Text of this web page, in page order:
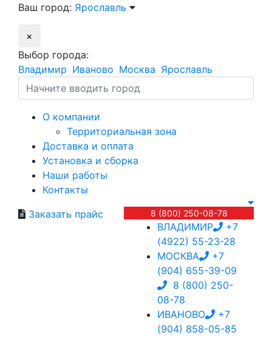
Ваш город: Ярославль
×
Выбор города:
Владимир Иваново Москва Ярославль
О компании
Территориальная зона
Доставка и оплата
Установка и сборка
Наши работы
Контакты
Заказать прайс
8 (800) 250-08-78
ВЛАДИМИР
+7
(4922) 55-23-28
МОСКВА
+7
(904) 655-39-09
8 (800) 250-
08-78
ИВАНОВО
+7
(904) 858-05-85